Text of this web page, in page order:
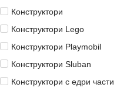
Конструктори
Конструктори Lego
Конструктори Playmobil
Конструктори Sluban
Конструктори с едри части